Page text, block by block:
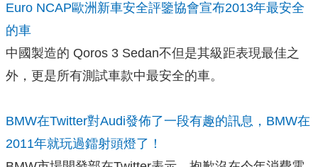
Euro NCAP歐洲新車安全評鑒協會宣布2013年最安全
的車
中國製造的 Qoros 3 Sedan不但是其級距表現最佳之
外，更是所有測試車款中最安全的車。
BMW在Twitter對Audi發佈了一段有趣的訊息，BMW在
2011年就玩過鐳射頭燈了！